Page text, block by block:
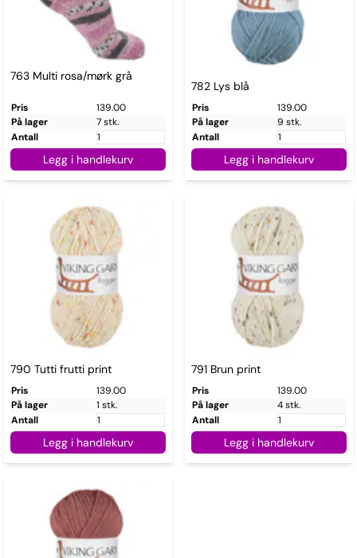
763 Multi rosa/mørk grå
Pris
139.00
På lager
7 stk.
Antall
Legg i handlekurv
782 Lys blå
Pris
139.00
På lager
9 stk.
Antall
Legg i handlekurv
790 Tutti frutti print
Pris
139.00
På lager
1 stk.
Antall
Legg i handlekurv
791 Brun print
Pris
139.00
På lager
4 stk.
Antall
Legg i handlekurv